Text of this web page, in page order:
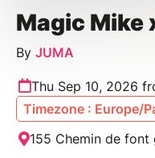
Magic Mike
By JUMA
Thu Sep 10, 2026
Timezone : Europe/
155 Chemin de font